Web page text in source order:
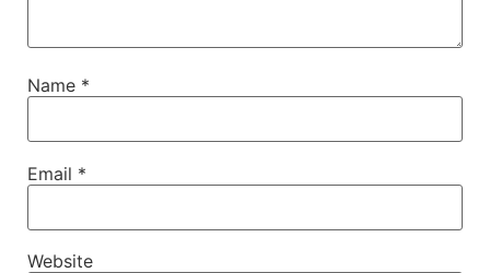
Name *
Email *
Website